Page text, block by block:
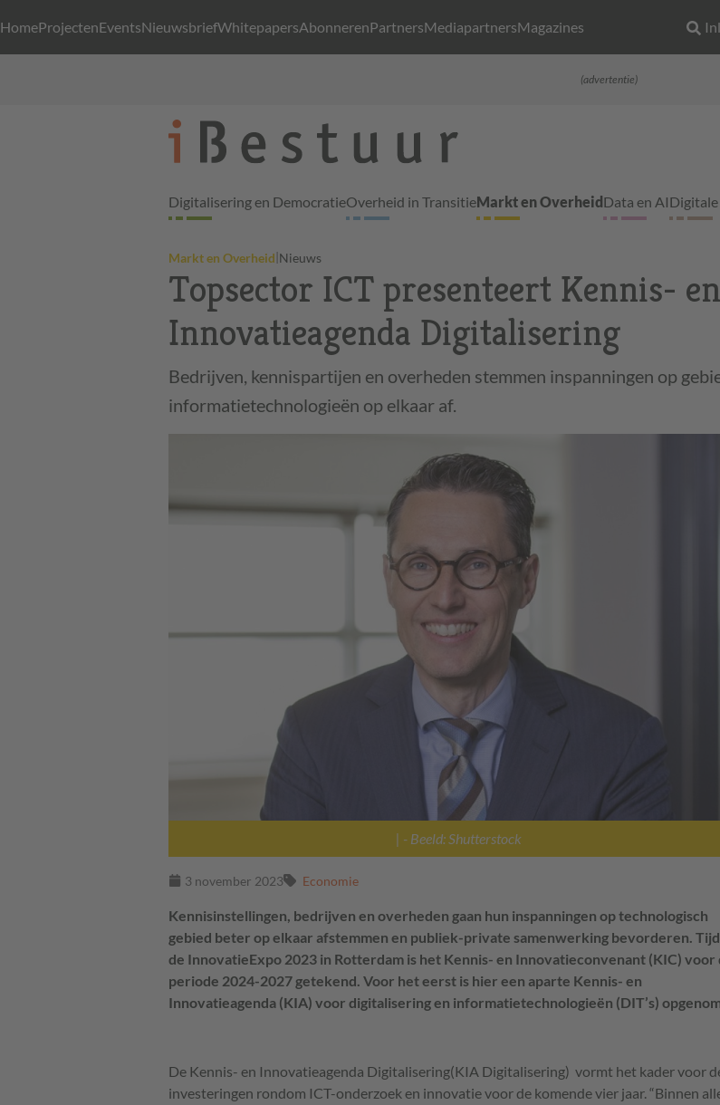
HomeProjectenEventsNieuwsbriefWhitepapersAbonnerenPartnersMediapartnersMagazines
(advertentie)
Digitalisering en DemocratieOverheid in TransitieMarkt en Overheid Data en AIDigitale
Markt en Overheid|Nieuws
Topsector ICT presenteert Kennis- en
Innovatieagenda Digitalisering
Bedrijven, kennispartijen en overheden stemmen inspanningen op
informatietechnologieën op elkaar af.
| - Beeld: Shutterstock
3 november 2023 Economie
Kennisinstellingen, bedrijven en overheden gaan hun inspanningen op technologisch
gebied beter op elkaar afstemmen en publiek-private samenwerking bevorderen.
de InnovatieExpo 2023 in Rotterdam is het Kennis- en Innovatieconvenant (KIC) voor
periode 2024-2027 getekend. Voor het eerst is hier een aparte Kennis- en
Innovatieagenda (KIA) voor digitalisering en informatietechnologieën (DIT’s)
De Kennis- en Innovatieagenda Digitalisering(KIA Digitalisering) vormt het kader voor
investeringen rondom ICT-onderzoek en innovatie voor de komende vier jaar. “Binnen